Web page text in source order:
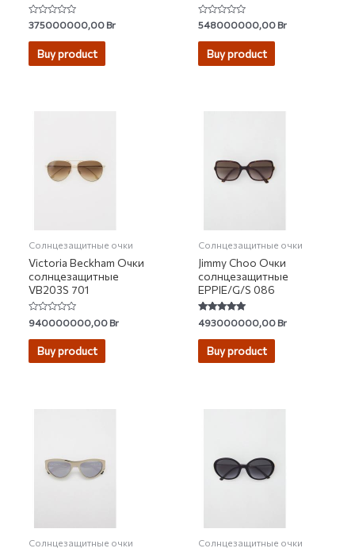
Rated
0
out
375000000,00Br
Buy product
Rated
0
out
548000000,00Br
Buy product
Солнцезащитные очки
Victoria Beckham Очки
солнцезащитные
VB203S 701
Rated
0
out
940000000,00Br
Buy product
Солнцезащитные очки
Jimmy Choo Очки
солнцезащитные
EPPIE/G/S 086
Rated
5.00
out of 5
493000000,00Br
Buy product
Солнцезащитные очки Солнцезащитные очки